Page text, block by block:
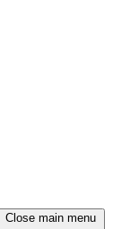
Close main menu